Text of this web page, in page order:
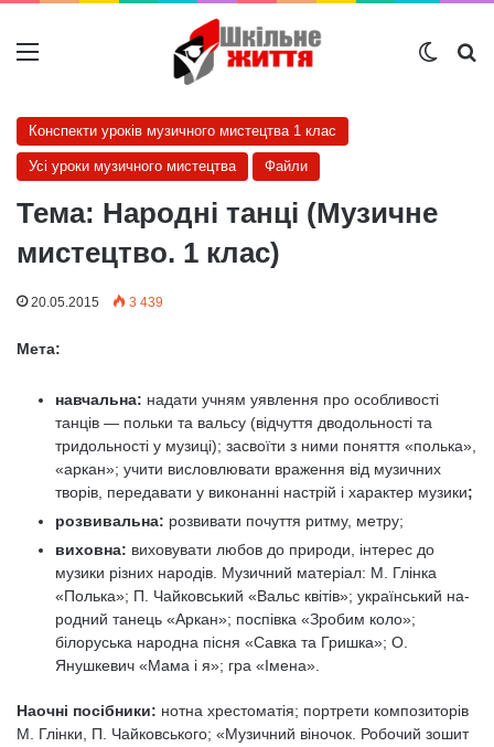
Меню
Конспекти уроків музичного мистецтва 1 клас
Усі уроки музичного мистецтва Файли
Тема: Народні танці (Музичне
мистецтво. 1 клас)
20.05.2015 3 439
Мета:
навчальна: надати учням уявлення про особливості
танців — польки та вальсу (відчуття дводольності та
тридольності у музиці); засвоїти з ними поняття «полька»,
«аркан»; учити висловлювати враження від музичних
творів, передавати у виконан­ні настрій і характер музики;
розвивальна: розвивати почуття ритму, метру;
виховна: виховувати любов до природи, інтерес до
музики різних народів. Музичний матеріал: М. Глінка
«Полька»; П. Чайковський «Вальс квітів»; український на­
родний танець «Аркан»; поспівка «Зробим коло»;
білоруська народна пісня «Савка та Гришка»; О.
Янушкевич «Мама і я»; гра «Імена».
Наочні посібники: нотна хрестоматія; портрети композиторів
М. Глінки, П. Чайковського; «Музичний віночок. Робочий зошит